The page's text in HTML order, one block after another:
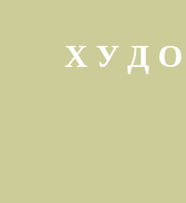
Х У Д